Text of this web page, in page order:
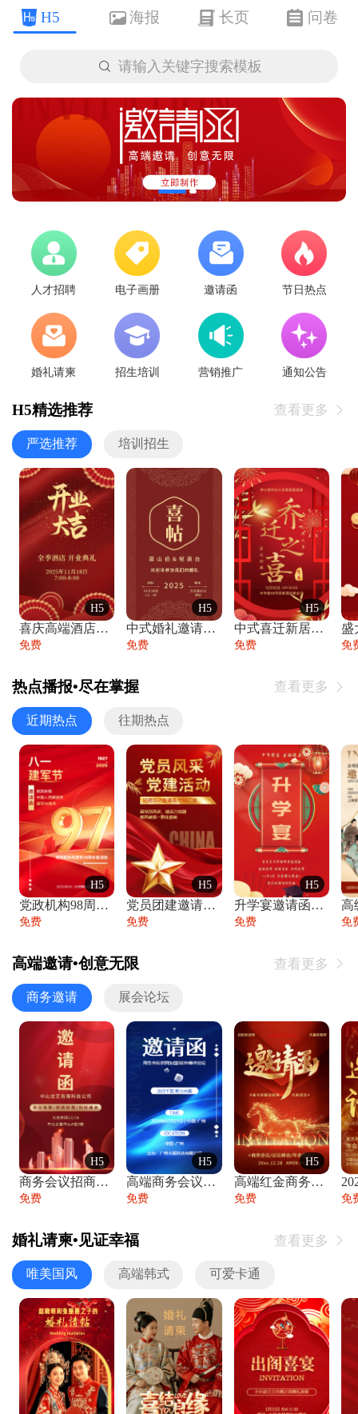
H5 海报 长页 问卷
 请输入关键字搜索模板
人才招聘 电子画册 邀请函 节日热点
婚礼请柬 招生培训 营销推广 通知公告
H5精选推荐 查看更多 
严选推荐 培训招生
H5
喜庆高端酒店开业大吉邀请函
免费
H5
中式婚礼邀请函中国风传统复古婚礼请柬请帖
免费
H5
中式喜迁新居乔迁之喜邀请函宴会请帖
免费 免
热点播报•尽在掌握 查看更多 
近期热点 往期热点
H5
党政机构98周年八一建军节庆祝晚会活动邀
免费
H5
党员团建邀请函党建活动风采党会工作汇报总
免费
H5
升学宴邀请函喜报金榜题名高端谢师宴邀请函
免费 免
高端邀请•创意无限 查看更多 
商务邀请 展会论坛
H5
商务会议招商展会科技峰会邀请函年会邀请
免费
H5
高端商务会议招商加盟展会峰会论坛邀请函
免费
H5
高端红金商务会议年会年终盛典答谢邀请函
免费 免
婚礼请柬•见证幸福 查看更多 
唯美国风 高端韩式 可爱卡通